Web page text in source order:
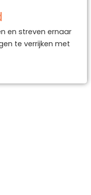
en streven ernaar
te verrijken met